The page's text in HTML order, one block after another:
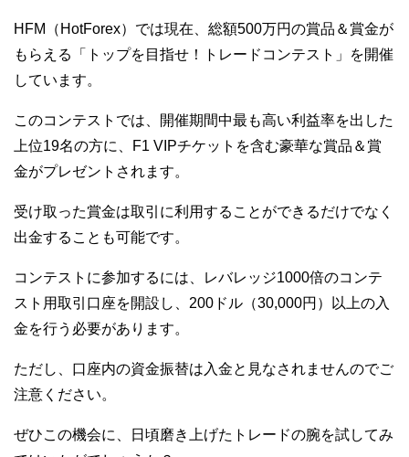
HFM（HotForex）では現在、総額500万円の賞品＆賞金が
もらえる「トップを目指せ！トレードコンテスト」を開催
しています。
このコンテストでは、開催期間中最も高い利益率を出した
上位19名の方に、F1 VIPチケットを含む豪華な賞品＆賞
金がプレゼントされます。
受け取った賞金は取引に利用することができるだけでなく
出金することも可能です。
コンテストに参加するには、レバレッジ1000倍のコンテ
スト用取引口座を開設し、200ドル（30,000円）以上の入
金を行う必要があります。
ただし、口座内の資金振替は入金と見なされませんのでご
注意ください。
ぜひこの機会に、日頃磨き上げたトレードの腕を試してみ